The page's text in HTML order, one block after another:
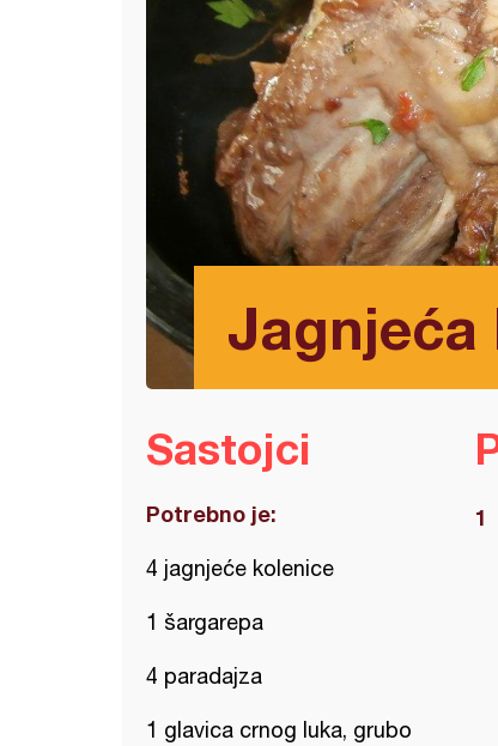
Jagnjeća
Sastojci
Potrebno je:
4 jagnjeće kolenice
1 šargarepa
4 paradajza
1 glavica crnog luka, grubo